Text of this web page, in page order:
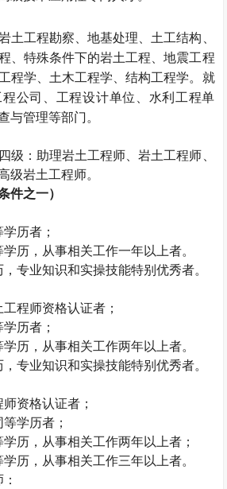
土工程勘察、地基处理、土工结构、
、特殊条件下的岩土工程、地震工程
程学、土木工程学、结构工程学。就
公司、工程设计单位、水利工程单
与管理等部门。
级：助理岩土工程师 、岩土工程师
级岩土工程师。
件之一）
历者；
学历，从事相关工作一年以上者。
，专业知识和实操技能特别优秀者。
工程师资格认证者；
历者；
学历，从事相关工作两年以上者。
，专业知识和实操技能特别优秀者。
师资格认证者；
学历者；
学历，从事相关工作两年以上者；
学历，从事相关工作三年以上者。
：